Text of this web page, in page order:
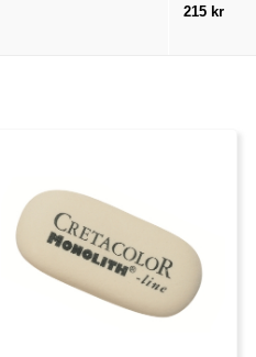
215 kr